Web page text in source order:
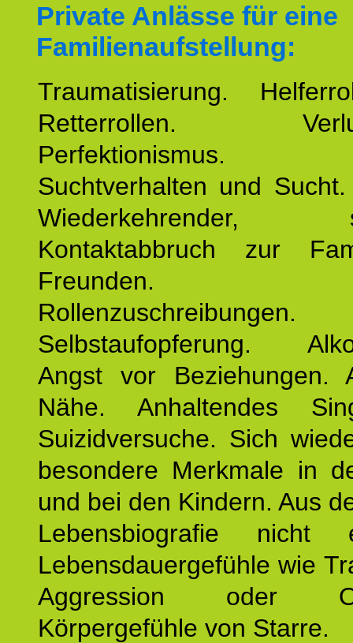
Private Anlässe für eine
Familienaufstellung:
Traumatisierung.
Retterrollen.
Perfektionismus.
Suchtverhalten und
Wiederkehrender,
Kontaktabbruch zur
Freunden.
Rollenzuschreibungen.
Selbstaufopferung.
Angst vor Beziehungen.
Nähe. Anhaltendes
Suizidversuche. Sich
besondere Merkmale in
und bei den Kindern. Aus
Lebensbiografie nicht
Lebensdauergefühle wie
Aggression oder
Körpergefühle von Starre.